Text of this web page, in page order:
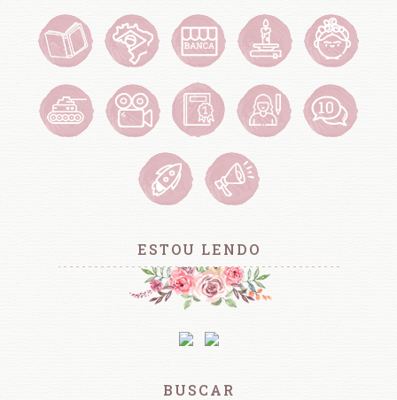
ESTOU LENDO
BUSCAR